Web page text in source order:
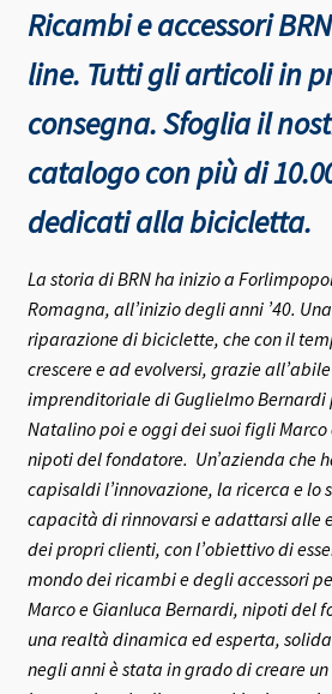
Ricambi e accessori
line. Tutti gli articoli in
consegna.Sfoglia il
catalogo con più di
dedicati alla bicicletta.
La storia di BRN ha inizio a
Romagna, all’inizio degli anni ’40.
riparazione di biciclette, che con il
crescere e ad evolversi, grazie
imprenditoriale di Guglielmo
Natalino poi e oggi dei suoi figli Marco
nipoti del fondatore. Un’azienda che
capisaldi l’innovazione, la ricerca e lo
capacità di rinnovarsi e adattarsi alle
dei propri clienti, con l’obiettivo di
mondo dei ricambi e degli accessori
Marco e Gianluca Bernardi, nipoti del
una realtà dinamica ed esperta,
negli anni è stata in grado di creare